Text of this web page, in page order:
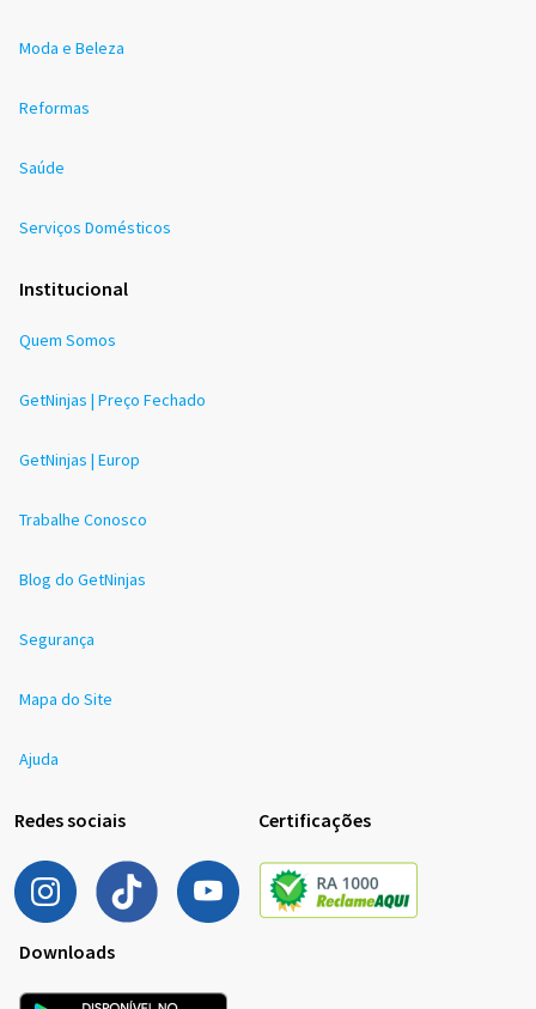
Moda e Beleza
Reformas
Saúde
Serviços Domésticos
Institucional
Quem Somos
GetNinjas | Preço Fechado
GetNinjas | Europ
Trabalhe Conosco
Blog do GetNinjas
Segurança
Mapa do Site
Ajuda
Redes sociais Certificações
Downloads